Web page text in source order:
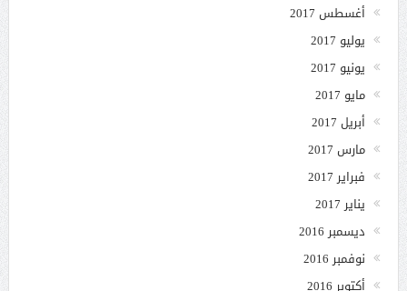
أغسطس 2017
يوليو 2017
يونيو 2017
مايو 2017
أبريل 2017
مارس 2017
فبراير 2017
يناير 2017
ديسمبر 2016
نوفمبر 2016
أكتوبر 2016